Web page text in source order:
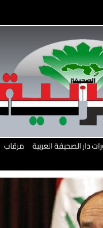
دار الصحيفة العربية مرقاب